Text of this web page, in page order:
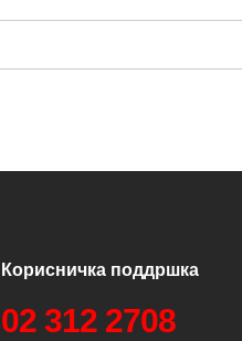
Корисничка поддршка
02 312 2708